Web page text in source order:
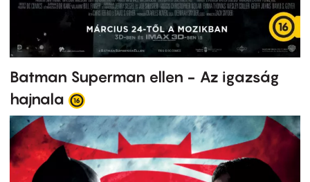
Batman Superman ellen - Az igazság
hajnala